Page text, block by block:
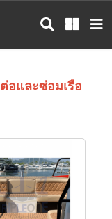
ต่อและซ่อมเรือ